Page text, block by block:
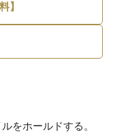
】
をホールドする。